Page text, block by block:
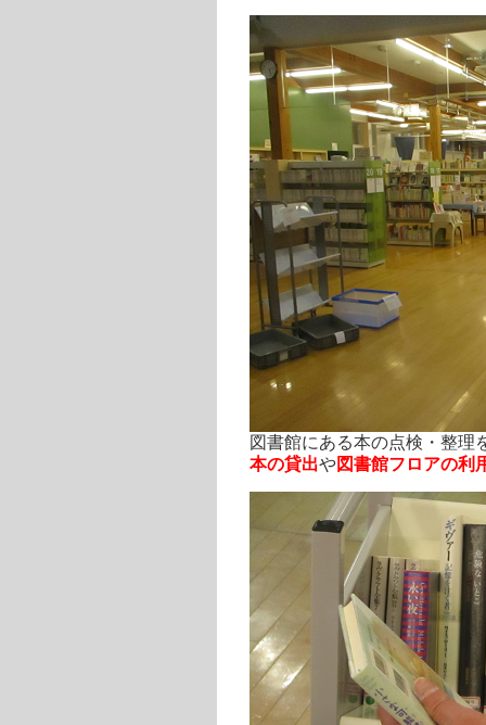
図書館にある本の点検・整理
本の貸出や図書館フロアの利